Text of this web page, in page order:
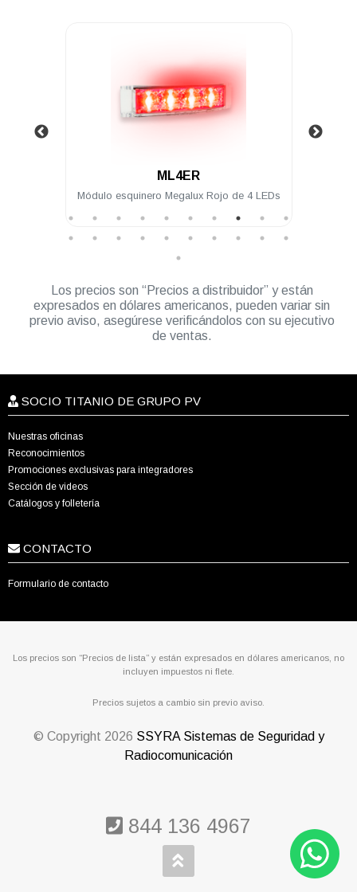
Rojo de 4 LEDs
Módulo intermedio Megalux Ámbar de 4
Los precios son “Precios a distribuidor” y están
expresados en dólares americanos, pueden variar sin
previo aviso, asegúrese verificándolos con su ejecutivo
de ventas.
SOCIO TITANIO DE GRUPO PV
Nuestras oficinas
Reconocimientos
Promociones exclusivas para integradores
Sección de videos
Catálogos y folletería
CONTACTO
Formulario de contacto
Los precios son “Precios de lista” y están expresados en dólares americanos, no
incluyen impuestos ni flete.
Precios sujetos a cambio sin previo aviso.
© Copyright 2026 SSYRA Sistemas de Seguridad y
Radiocomunicación
844 136 4967